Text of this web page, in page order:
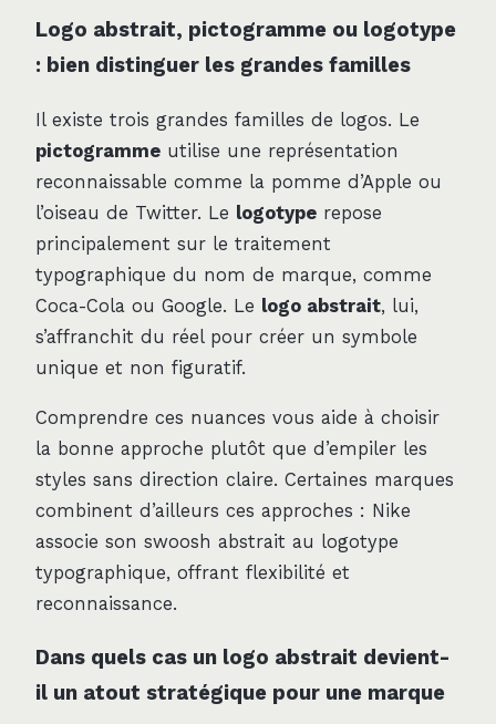
Logo abstrait, pictogramme ou logotype
: bien distinguer les grandes familles
Il existe trois grandes familles de logos. Le
pictogramme utilise une représentation
reconnaissable comme la pomme d’Apple ou
l’oiseau de Twitter. Le logotype repose
principalement sur le traitement
typographique du nom de marque, comme
Coca-Cola ou Google. Le logo abstrait, lui,
s’affranchit du réel pour créer un symbole
unique et non figuratif.
Comprendre ces nuances vous aide à choisir
la bonne approche plutôt que d’empiler les
styles sans direction claire. Certaines marques
combinent d’ailleurs ces approches : Nike
associe son swoosh abstrait au logotype
typographique, offrant flexibilité et
reconnaissance.
Dans quels cas un logo abstrait devient-
il un atout stratégique pour une marque